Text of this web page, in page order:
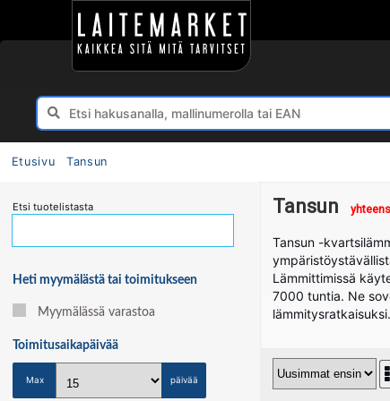
Etusivu Tansun
Etsi tuotelistasta
Heti myymälästä tai toimitukseen
Myymälässä varastoa
Toimitusaikapäivää
Max päivää
Tansun
Tansun -
Lämmittimissä
7000 tuntia. Ne
lämmitysratkaisuksi.